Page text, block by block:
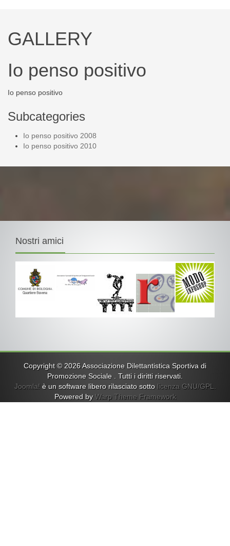
GALLERY
Io penso positivo
Io penso positivo
Subcategories
Io penso positivo 2008
Io penso positivo 2010
Nostri amici
Copyright © 2026 Associazione Dilettantistica Sportiva di
Promozione Sociale . Tutti i diritti riservati.
Joomla!è un software libero rilasciato sotto licenza GNU/GPL.
Powered byWarp Theme Framework